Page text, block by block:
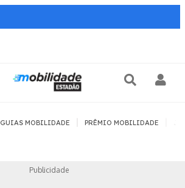
GUIAS MOBILIDADE PRÊMIO MOBILIDADE
Publicidade